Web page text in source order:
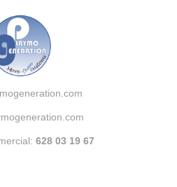
628 03 19 67